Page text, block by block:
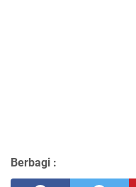
Berbagi :